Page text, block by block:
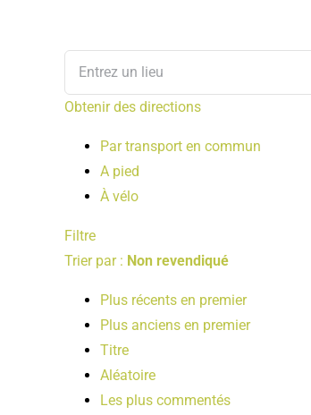
Obtenir des directions
Par transport en commun
A pied
À vélo
Filtre
Trier par : Non revendiqué
Plus récents en premier
Plus anciens en premier
Titre
Aléatoire
Les plus commentés